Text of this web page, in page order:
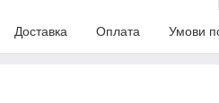
Доставка Оплата Умови